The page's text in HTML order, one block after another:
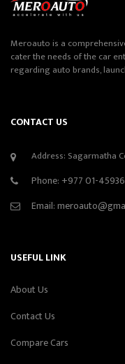
Meroauto is a
cater the needs of the car
regarding auto brands,
CONTACT US
Address: Sagarmatha
Phone: +977 01-
Email:
USEFUL LINK
About Us
Contact Us
Compare Cars